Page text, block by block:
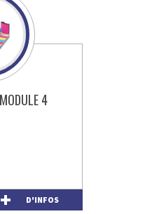
4
D'INFOS